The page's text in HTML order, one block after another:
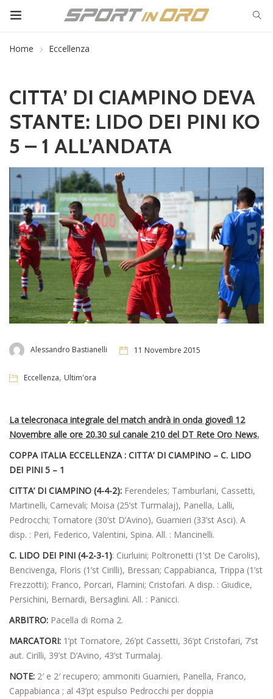
Home Eccellenza
CITTA’ DI CIAMPINO DEVA
STANTE: LIDO DEI PINI KO
5 – 1 ALL’ANDATA
Alessandro Bastianelli 11 Novembre 2015
Eccellenza, Ultim'ora
La telecronaca integrale del match andrà in onda giovedì 12
Novembre alle ore 20.30 sul canale 210 del DT Rete Oro News.
COPPA ITALIA ECCELLENZA : CITTA’ DI CIAMPINO – C. LIDO
DEI PINI 5 – 1
CITTA’ DI CIAMPINO (4-4-2): Ferendeles; Tamburlani, Cassetti,
Martinelli, Carnevali; Moisa (25’st Turmalaj), Panella, Lalli,
Pedrocchi; Tornatore (30’st D’Avino), Guarnieri (33’st Asci). A
disp. : Peri, Federico, Valentini, Spina. All. : Mancinelli.
C. LIDO DEI PINI (4-2-3-1): Ciurluini; Poltronetti (1’st De Carolis),
Bencivenga, Floris (1’st Cirilli), Bressan; Cappabianca, Trippa (1’st
Frezzotti); Franco, Porcari, Flamini; Cristofari. A disp. : Giudice,
Persichini, Bernardi, Bersaglini. All. : Panicci.
ARBITRO: Pacella di Roma 2.
MARCATORI: 1’pt Tornatore, 26’pt Cassetti, 36’pt Cristofari, 7’st
aut. Cirilli, 39’st D’Avino, 43’st Turmalaj.
NOTE: 2′ e 2′ recupero; ammoniti Guarnieri, Panella, Franco,
Cappabianca ; al 43’pt espulso Pedrocchi per doppia